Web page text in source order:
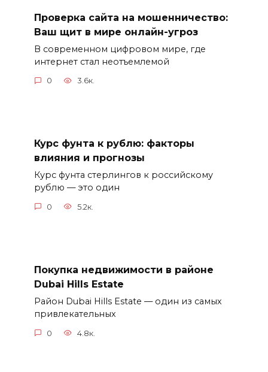
Проверка сайта на мошенничество:
Ваш щит в мире онлайн-угроз
В современном цифровом мире, где
интернет стал неотъемлемой
0 3.6к.
Курс фунта к рублю: факторы
влияния и прогнозы
Курс фунта стерлингов к российскому
рублю — это один
0 5.2к.
Покупка недвижимости в районе
Dubai Hills Estate
Район Dubai Hills Estate — один из самых
привлекательных
0 4.8к.